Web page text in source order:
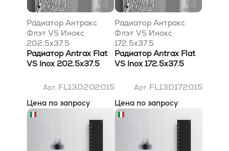
Радиатор Антракс
Флэт VS Инокс
202.5x37.5
Радиатор Antrax Flat
VS Inox 202.5x37.5
Арт. FL13D202015
Цена по запросу
Радиатор Антракс
Флэт VS Инокс
172.5x37.5
Радиатор Antrax Flat
VS Inox 172.5x37.5
Арт. FL13D172015
Цена по запросу